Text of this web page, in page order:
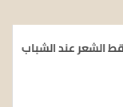
الشعر عند الشباب